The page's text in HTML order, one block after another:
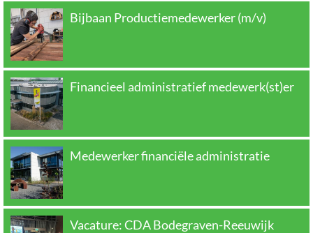
Bijbaan Productiemedewerker (m/v)
Financieel administratief medewerk(st)er
Medewerker financiële administratie
Vacature: CDA Bodegraven-Reeuwijk